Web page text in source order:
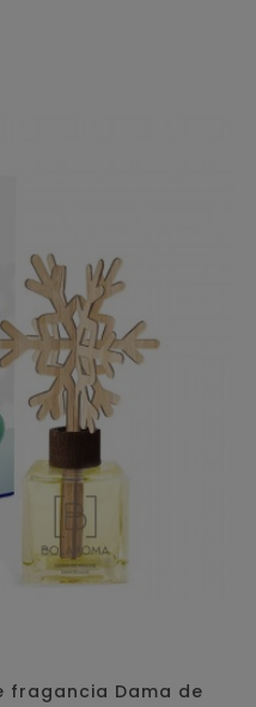
fragancia Dama de